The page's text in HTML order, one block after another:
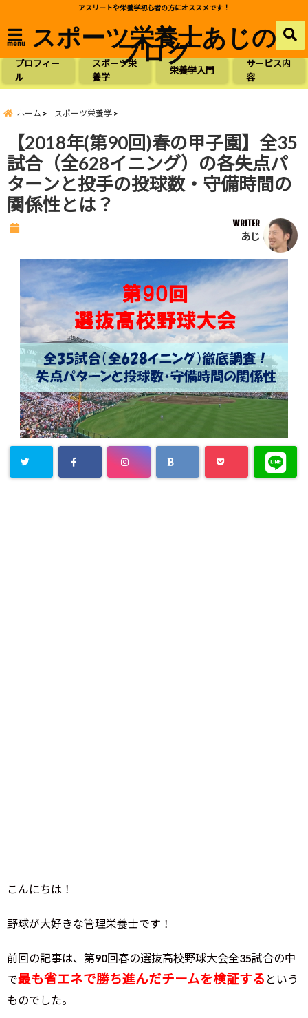
アスリートや栄養学初心者の方にオススメです！
menu スポーツ栄養士あじの
ブログ
プロフィー
ル
スポーツ栄
養学
栄養学入門
サービス内
容
ホーム スポーツ栄養学
【2018年(第90回)春の甲子園】全35
試合（全628イニング）の各失点パ
ターンと投手の投球数・守備時間の
関係性とは？
WRITER
あじ
こんにちは！
野球が大好きな管理栄養士です！
前回の記事は、第90回春の選抜高校野球大会全35試合の中
で最も省エネで勝ち進んだチームを検証する という
ものでした。